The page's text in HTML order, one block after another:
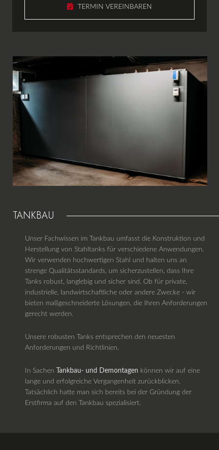
TERMIN VEREINBAREN
TANKBAU
Unser Fachwissen im Tankbau umfasst die Konstruktion und
Herstellung von Stahltanks für verschiedene Anwendungen.
Wir verwenden hochwertigen Stahl und halten uns an
strenge Qualitätsstandards, um sicherzustellen, dass Ihre
Tanks robust, langlebig und sicher sind. Ob für private,
industrielle, landwirtschaftliche oder andere Zwecke - wir
bieten maßgeschneiderte Lösungen, die Ihren Anforderungen
gerecht werden.
Unsere robusten Tanks entsprechen den neuesten
Anforderungen und Richtlinien.
In Sachen Tankbau- und Demontagen können wir auf eine
lange und erfolgreiche Vergangenheit zurückblicken.
Tatsächlich hatte man sich bereits bei der Gründung der
Erstfirma auf den Tankbau spezialisiert.